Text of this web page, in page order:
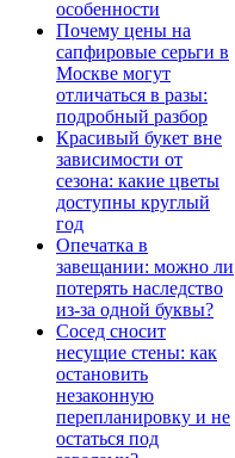
особенности
Почему цены на
сапфировые серьги в
Москве могут
отличаться в разы:
подробный разбор
Красивый букет вне
зависимости от
сезона: какие цветы
доступны круглый
год
Опечатка в
завещании: можно ли
потерять наследство
из-за одной буквы?
Сосед сносит
несущие стены: как
остановить
незаконную
перепланировку и не
остаться под